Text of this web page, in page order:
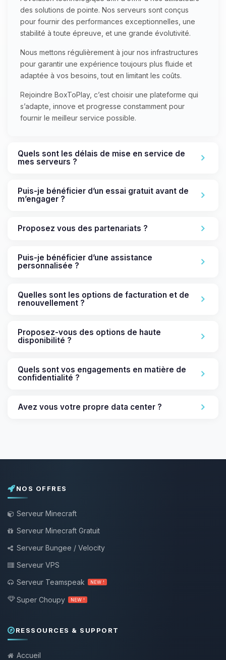
des solutions de pointe. Nos serveurs sont conçus
pour fournir des performances exceptionnelles, une
stabilité à toute épreuve, et une grande évolutivité.
Nous mettons régulièrement à jour nos infrastructures
pour garantir une expérience toujours plus fluide et
adaptée à vos besoins, tout en limitant les coûts.
Rejoindre BoxToPlay, c’est choisir une plateforme qui
s’adapte, innove et progresse constamment pour
fournir le meilleur service possible.
Quels sont les délais de mise en service de
mes serveurs ?
Puis-je bénéficier d’un essai gratuit avant de
m’engager ?
Proposez vous des partenariats ?
Puis-je bénéficier d’une assistance
personnalisée ?
Quelles sont les options de facturation et de
renouvellement ?
Proposez-vous des options de haute
disponibilité ?
Quels sont vos engagements en matière de
confidentialité ?
Avez vous votre propre data center ?
NOS OFFRES
Serveur Minecraft
Serveur Minecraft Gratuit
Serveur Bungee / Velocity
Serveur VPS
Serveur Teamspeak
NEW !
Super Choupy NEW !
RESSOURCES & SUPPORT
Accueil